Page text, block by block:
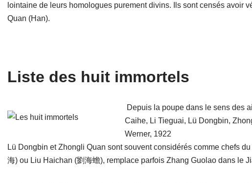
lointaine de leurs homologues purement divins. Ils sont censés avoir
Quan (Han).
Liste des huit immortels
Depuis la poupe dans le sens des
Caihe, Li Tieguai, Lü Dongbin,
Werner, 1922
Lü Dongbin et Zhongli Quan sont souvent considérés comme chefs
海) ou Liu Haichan (劉海蟾), remplace parfois Zhang Guolao dans le